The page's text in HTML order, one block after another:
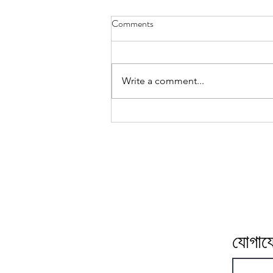
রিভার্স এজিং, একটি আয়ুর্বেদিক দৃষ্টিকোণ
অন্য একটি নিবন্ধে, আধুনিক ওষুধের ক্ষেত্রে
Comments
Write a comment...